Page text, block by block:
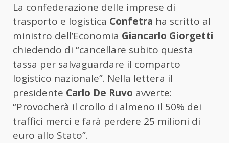
La confederazione delle imprese di
trasporto e logistica Confetra ha scritto al
ministro dell’Economia Giancarlo Giorgetti
chiedendo di “cancellare subito questa
tassa per salvaguardare il comparto
logistico nazionale”. Nella lettera il
presidente Carlo De Ruvo avverte:
“Provocherà il crollo di almeno il 50% dei
traffici merci e farà perdere 25 milioni di
euro allo Stato”.